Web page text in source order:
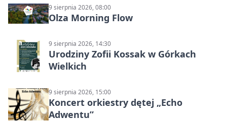
9 sierpnia 2026, 08:00
Olza Morning Flow
9 sierpnia 2026, 14:30
Urodziny Zofii Kossak w Górkach
Wielkich
9 sierpnia 2026, 15:00
Koncert orkiestry dętej „Echo
Adwentu”